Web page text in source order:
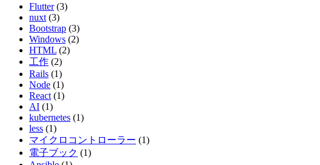
Flutter (3)
nuxt (3)
Bootstrap (3)
Windows (2)
HTML (2)
工作 (2)
Rails (1)
Node (1)
React (1)
AI (1)
kubernetes (1)
less (1)
マイクロコントローラー (1)
電子ブック (1)